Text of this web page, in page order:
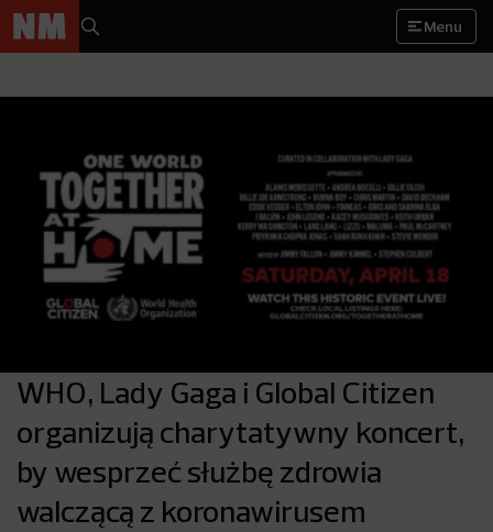
Menu
WHO, Lady Gaga i Global Citizen
organizują charytatywny koncert,
by wesprzeć służbę zdrowia
walczącą z koronawirusem